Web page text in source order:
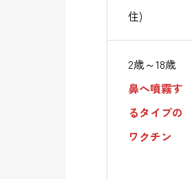
住)
2歳～18歳
鼻へ噴霧す
るタイプの
ワクチン